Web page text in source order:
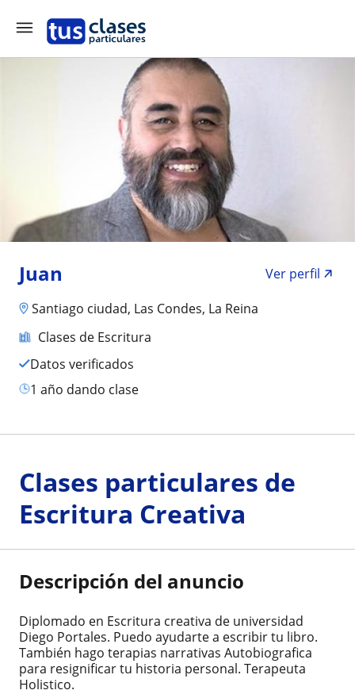
Juan
Ver perfil
Santiago ciudad, Las Condes, La Reina
Clases de Escritura
Datos verificados
1 año dando clase
Clases particulares de
Escritura Creativa
Descripción del anuncio
Diplomado en Escritura creativa de universidad
Diego Portales. Puedo ayudarte a escribir tu libro.
También hago terapias narrativas Autobiografica
para resignificar tu historia personal. Terapeuta
Holistico.